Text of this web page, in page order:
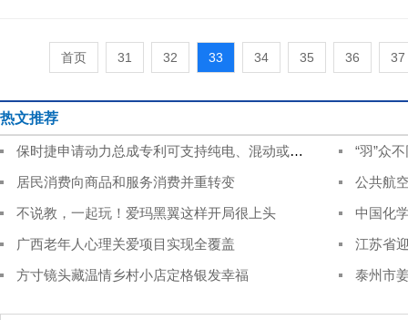
首页 31 32 33 34 35 36 37
热文推荐
保时捷申请动力总成专利可支持纯电、混动或增程
“羽”众
居民消费向商品和服务消费并重转变
公共航
不说教，一起玩！爱玛黑翼这样开局很上头
中国化
广西老年人心理关爱项目实现全覆盖
江苏省
方寸镜头藏温情乡村小店定格银发幸福
泰州市